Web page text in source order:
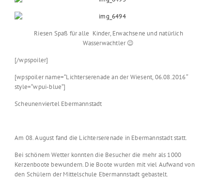
Riesen Spaß für alle Kinder, Erwachsene und natürlich
Wasserwachtler 😉
[/wpspoiler]
[wpspoiler name=“Lichterserenade an der Wiesent, 06.08.2016″
style=“wpui-blue“]
Scheunenviertel Ebermannstadt
Am 08. August fand die Lichterserenade in Ebermannstadt statt.
Bei schönem Wetter konnten die Besucher die mehr als 1000
Kerzenboote bewundern. Die Boote wurden mit viel Aufwand von
den Schülern der Mittelschule Ebermannstadt gebastelt.